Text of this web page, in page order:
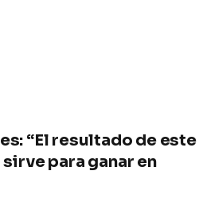
“El resultado de este
para ganar en